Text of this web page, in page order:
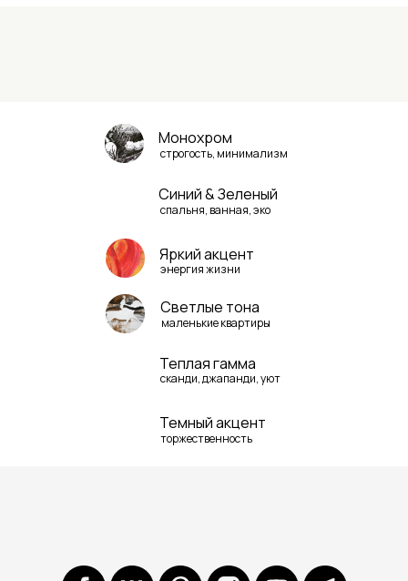
Синий & Зеленый
Яркий акцент
Темный акцент
Теплая гамма
Светлые тона
Монохром
маленькие квартиры
строгость, минимализм
энергия жизни
спальня, ванная, эко
торжественность
сканди, джапанди, уют